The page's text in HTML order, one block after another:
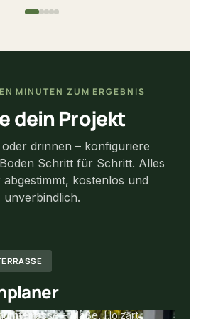
MINUTEN ZUM ERGEBNIS
dein Projekt
drinnen – konfiguriere
Schritt für Schritt. Alles
kostenlos und
unverbindlich.
– Maße, Holzart